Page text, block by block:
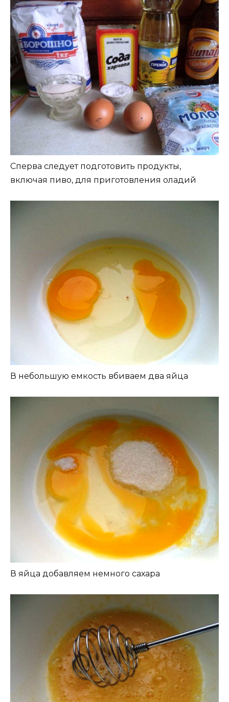
Сперва следует подготовить продукты,
включая пиво, для приготовления оладий
В небольшую емкость вбиваем два яйца
В яйца добавляем немного сахара